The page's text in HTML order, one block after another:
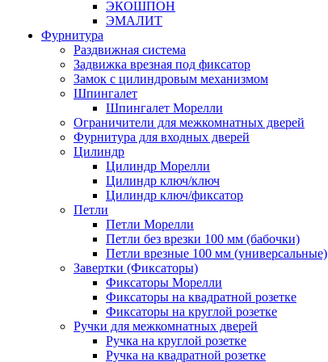
ЭКОШПОН
ЭМАЛИТ
Фурнитура
Раздвижная система
Задвижка врезная под фиксатор
Замок с цилиндровым механизмом
Шпингалет
Шпингалет Морелли
Ограничители для межкомнатных дверей
Фурнитура для входных дверей
Цилиндр
Цилиндр Морелли
Цилиндр ключ/ключ
Цилиндр ключ/фиксатор
Петли
Петли Морелли
Петли без врезки 100 мм (бабочки)
Петли врезные 100 мм (универсальные)
Завертки (Фиксаторы)
Фиксаторы Морелли
Фиксаторы на квадратной розетке
Фиксаторы на круглой розетке
Ручки для межкомнатных дверей
Ручка на круглой розетке
Ручка на квадратной розетке